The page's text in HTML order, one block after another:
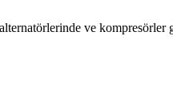
ve kompresörler